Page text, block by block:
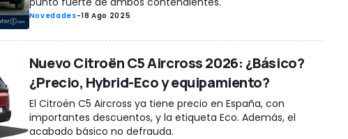
Novedades-18 Ago 2025
Nuevo Citroën C5 Aircross 2026: ¿Básico?
¿Precio, Hybrid-Eco y equipamiento?
El Citroën C5 Aircross ya tiene precio en España, con
importantes descuentos, y la etiqueta Eco. Además, el
acabado básico no defrauda.